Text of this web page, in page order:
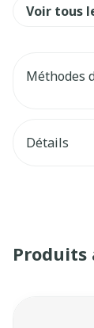
Voir tous
Méthodes
Détails